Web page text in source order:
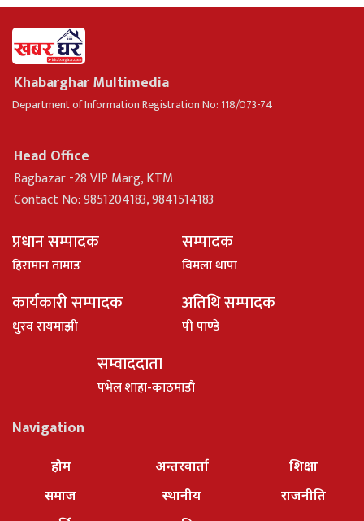
Khabarghar Multimedia
Department of Information Registration No: 118/073-74
Head Office
Bagbazar -28 VIP Marg, KTM
Contact No: 9851204183, 9841514183
प्रधान सम्पादक
हिरामान तामाङ
सम्पादक
विमला थापा
कार्यकारी सम्पादक
धु्रव रायमाझी
अतिथि सम्पादक
पी पाण्डे
सम्वाददाता
पभेल शाहा-काठमाडौ
Navigation
होम
समाज
अन्तरवार्ता
स्थानीय
शिक्षा
राजनीति